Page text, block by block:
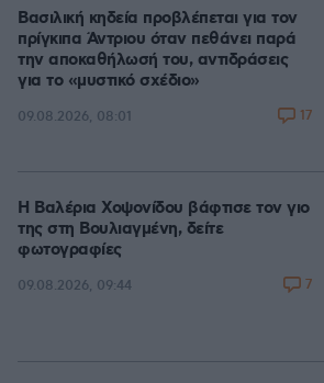
Βασιλική κηδεία προβλέπεται για τον
πρίγκιπα Άντριου όταν πεθάνει παρά
την αποκαθήλωσή του, αντιδράσεις
για το «μυστικό σχέδιο»
09.08.2026, 08:01 17
Η Βαλέρια Χοψονίδου βάφτισε τον γιο
της στη Βουλιαγμένη, δείτε
φωτογραφίες
09.08.2026, 09:44 7